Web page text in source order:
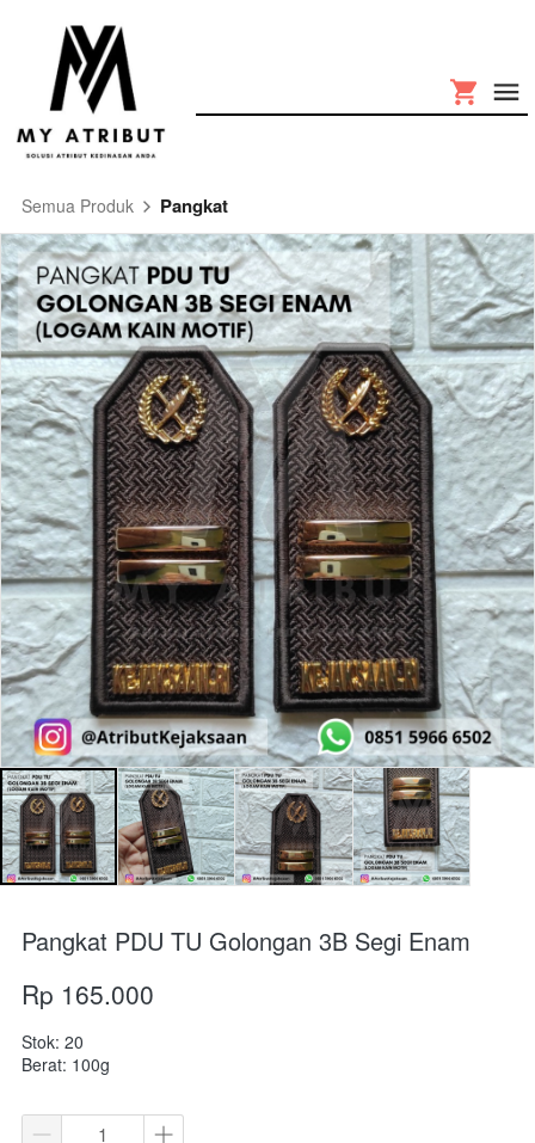
Semua Produk Pangkat
Pangkat PDU TU Golongan 3B Segi Enam
Rp 165.000
Stok: 20
Berat: 100g